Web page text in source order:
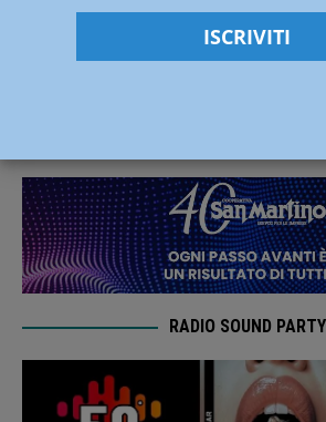
Tramonto divino, salumi
RADIO SOUND PARTY